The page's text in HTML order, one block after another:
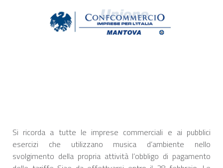
Si ricorda a tutte le imprese commerciali e ai pubblici
esercizi che utilizzano musica d’ambiente nello
svolgimento della propria attività l’obbligo di pagamento